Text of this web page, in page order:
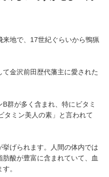
地で、17世紀ぐらいから鴨猟
金沢前田歴代藩主に愛された
群が多く含まれ、特にビタミ
タミン美人の素」と言われて
げられます。人間の体内では
酸が豊富に含まれていて、血
。